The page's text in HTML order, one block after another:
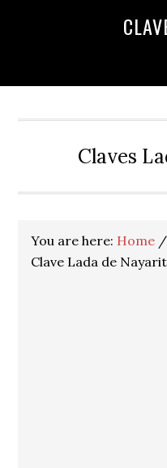
Claves
You are here: Home /
Clave Lada de